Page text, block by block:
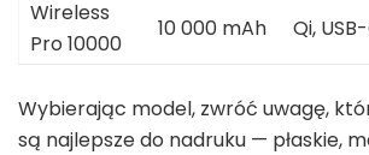
Wireless
Pro 10000
10 000 mAh Qi,
Wybierając model, zwróć uwagę,
są najlepsze do nadruku — płaskie,